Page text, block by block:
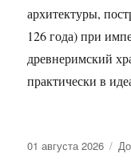
архитектуры,
126 года) при
древнеримский
практически в
Опубликовано
01 августа 2026